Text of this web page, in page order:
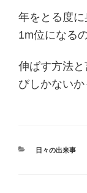
年をとる度
1m位になる
伸ばす方法
びしかないか
カ
日々の出来事